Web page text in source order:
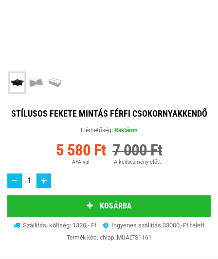
STÍLUSOS FEKETE MINTÁS FÉRFI CSOKORNYAKKENDŐ
Elérhetőség: Raktáron
5 580 Ft
ÁFA-val
7 000 Ft
A kedvezmény előtt
KOSÁRBA
Szállítási költség: 1320,- Ft Ingyenes szállítás 33000,-Ft felett
Termék kód: chlap_MUALTS1161